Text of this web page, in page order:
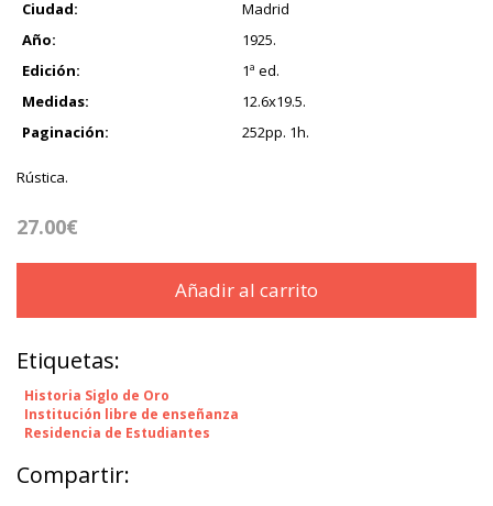
Ciudad:
Madrid
Año:
1925.
Edición:
1ª ed.
Medidas:
12.6x19.5.
Paginación:
252pp. 1h.
Rústica.
27.00€
Añadir al carrito
Etiquetas:
Historia Siglo de Oro
Institución libre de enseñanza
Residencia de Estudiantes
Compartir: